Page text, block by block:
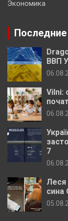
Экономика
Последние
ВВП
Vilni:
7
Леся
сина